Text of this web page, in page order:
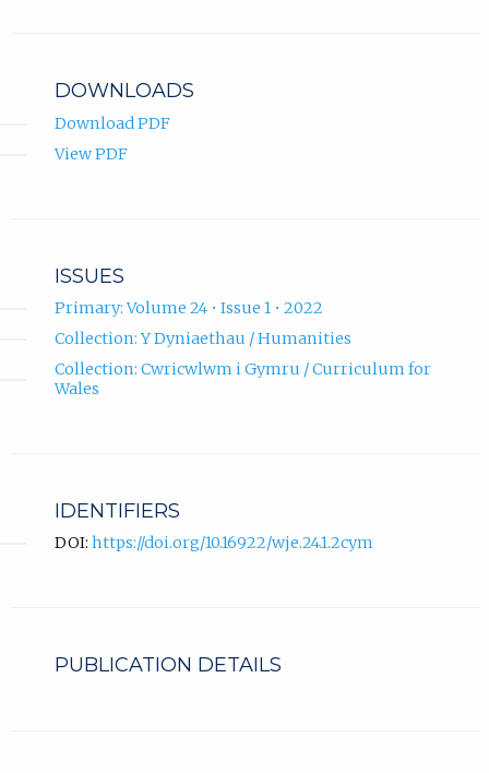
DOWNLOADS
Download PDF
View PDF
ISSUES
Primary: Volume 24 • Issue 1 • 2022
Collection: Y Dyniaethau / Humanities
Collection: Cwricwlwm i Gymru / Curriculum for
Wales
IDENTIFIERS
DOI: https://doi.org/10.16922/wje.24.1.2cym
PUBLICATION DETAILS